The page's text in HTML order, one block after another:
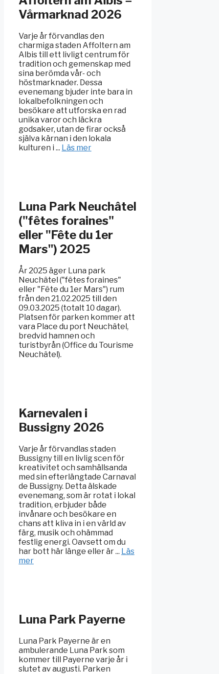
Vårmarknad 2026
Varje år förvandlas den
charmiga staden Affoltern am
Albis till ett livligt centrum för
tradition och gemenskap med
sina berömda vår- och
höstmarknader. Dessa
evenemang bjuder inte bara in
lokalbefolkningen och
besökare att utforska en rad
unika varor och läckra
godsaker, utan de firar också
själva kärnan i den lokala
kulturen i ... Läs mer
Luna Park Neuchâtel
("fêtes foraines"
eller "Fête du 1er
Mars") 2025
År 2025 äger Luna park
Neuchâtel ("fêtes foraines"
eller "Fête du 1er Mars") rum
från den 21.02.2025 till den
09.03.2025 (totalt 10 dagar).
Platsen för parken kommer att
vara Place du port Neuchâtel,
bredvid hamnen och
turistbyrån (Office du Tourisme
Neuchâtel).
Karnevalen i
Bussigny 2026
Varje år förvandlas staden
Bussigny till en livlig scen för
kreativitet och samhällsanda
med sin efterlängtade Carnaval
de Bussigny. Detta älskade
evenemang, som är rotat i lokal
tradition, erbjuder både
invånare och besökare en
chans att kliva in i en värld av
färg, musik och ohämmad
festlig energi. Oavsett om du
har bott här länge eller är ... Läs
mer
Luna Park Payerne
Luna Park Payerne är en
ambulerande Luna Park som
kommer till Payerne varje år i
slutet av augusti. Parken